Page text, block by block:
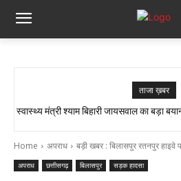
ताजा ख़बर
सांप ने काटा तो उसे गले में डाल लिया, फिर 14
स्वास्थ्य मंत्री श्याम बिहारी जायसवाल का बड़ा
Home अपराध बड़ी खबर : बिलासपुर रतनपुर
अपराध छत्तीसगढ़ बिलासपुर सड़क हादसा